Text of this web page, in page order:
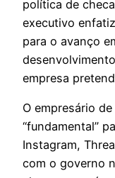
política de
executivo
para o avanço
empresa
O empresário
“fundamental”
Instagram,
com o governo